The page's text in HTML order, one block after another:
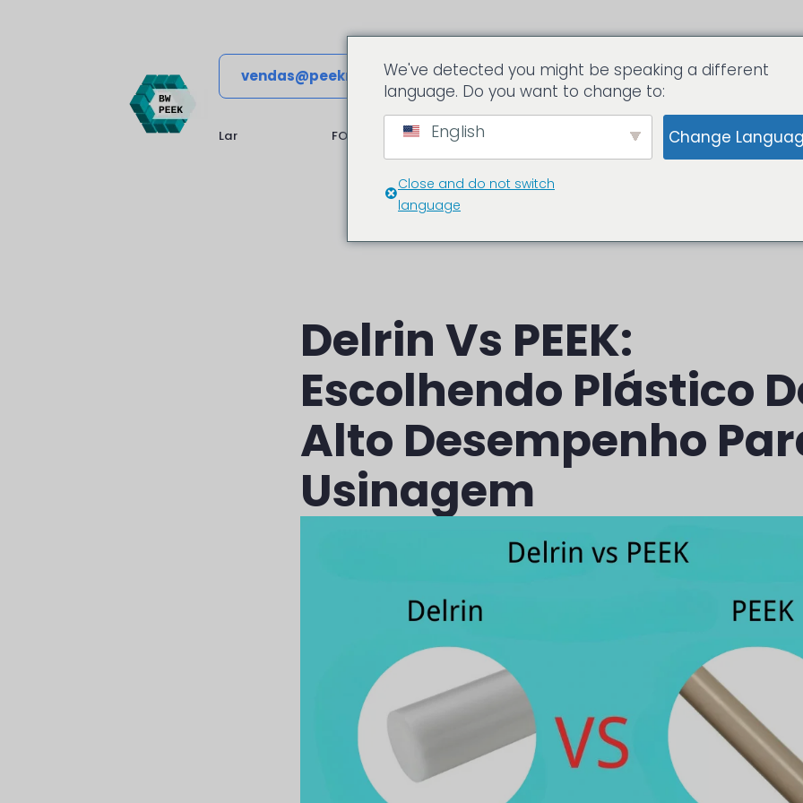
vendas@peekmaterials.com
Lar FORMULÁRIOS PEEK ESPIAR PEÇAS Sobre nós
Delrin Vs PEEK:
Escolhendo Plástico
Alto Desempenho
Usinagem
We've detected you might be speaking a different
language. Do you want to change to:
English Change
Close and do not switch
language